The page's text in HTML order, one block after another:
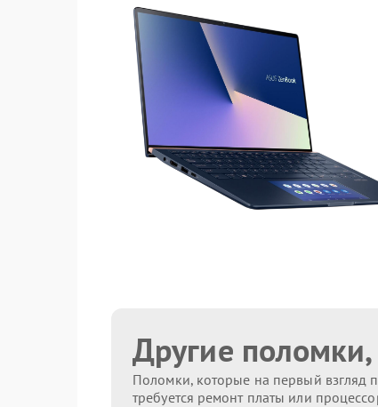
Другие
Поломки, которые на первый взгляд
требуется ремонт платы или